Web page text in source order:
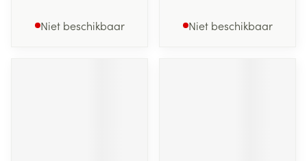
Niet beschikbaar Niet beschikbaar